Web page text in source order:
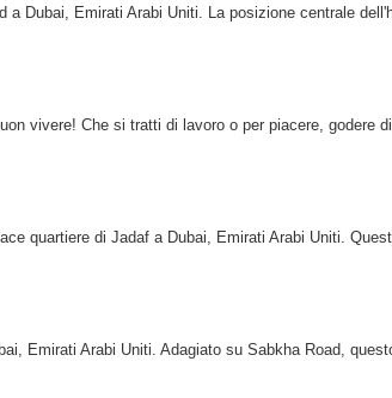
Dubai, Emirati Arabi Uniti. La posizione centrale
vivere! Che si tratti di lavoro o per piacere, godere
quartiere di Jadaf a Dubai, Emirati Arabi Uniti.
Emirati Arabi Uniti. Adagiato su Sabkha Road,